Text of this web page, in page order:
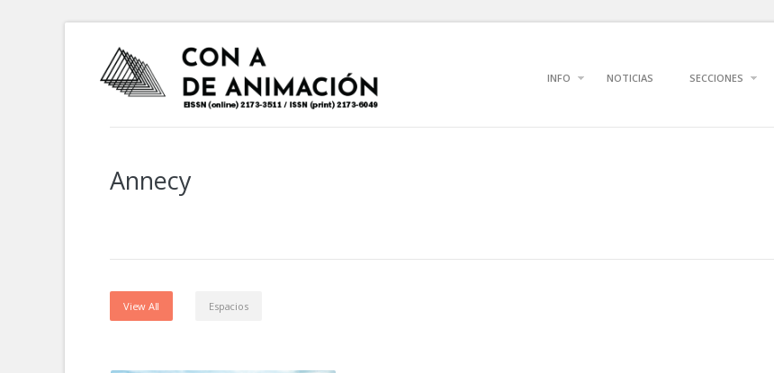
INFO NOTICIAS SECCIONES
Annecy
View All Espacios